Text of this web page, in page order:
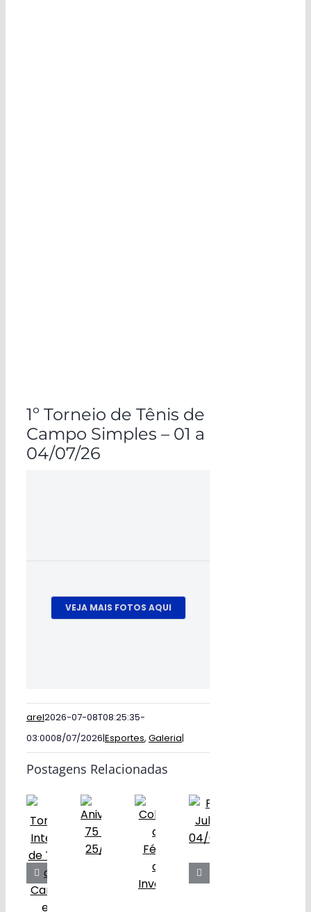
1º Torneio de Tênis de
Campo Simples – 01 a
04/07/26
VEJA MAIS FOTOS AQUI
arel2026-07-08T08:25:35-
03:0008/07/2026|Esportes, Galeria|
Postagens Relacionadas